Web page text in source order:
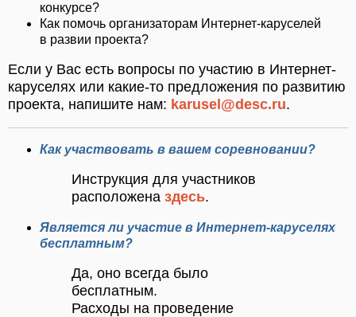
конкурсе?
Как помочь организаторам Интернет-каруселей
в развии проекта?
Если у Вас есть вопросы по участию в Интернет-
каруселях или какие-то предложения по развитию
проекта, напишите нам: karusel@desc.ru.
Как участвовать в вашем соревновании?
Инструкция для участников
расположена здесь.
Является ли участие в Интернет-каруселях
бесплатным?
Да, оно всегда было
бесплатным.
Расходы на проведение